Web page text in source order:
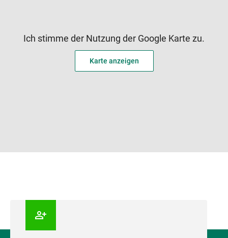
Ich stimme der Nutzung der Google Karte zu.
Karte anzeigen